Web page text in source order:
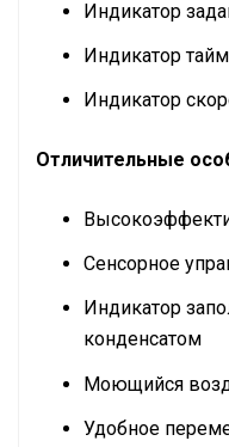
Индикатор
Индикатор
Индикатор
Отличительные
Сенсорное
Индикатор
конденсатом
Моющийся
Удобное